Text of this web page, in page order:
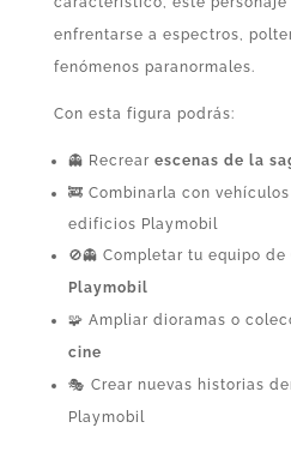
enfrentarse a espectros,
fenómenos paranormales.
Con esta figura podrás:
👻 Recrear escenas de la
🚒 Combinarla con
edificios Playmobil
🚫‍👻 Completar tu equipo de
Playmobil
🧩 Ampliar dioramas o
cine
🎭 Crear nuevas historias
Playmobil